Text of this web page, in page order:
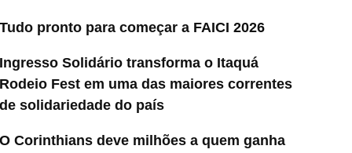
Tudo pronto para começar a FAICI 2026
Ingresso Solidário transforma o Itaquá
Rodeio Fest em uma das maiores correntes
de solidariedade do país
O Corinthians deve milhões a quem ganha